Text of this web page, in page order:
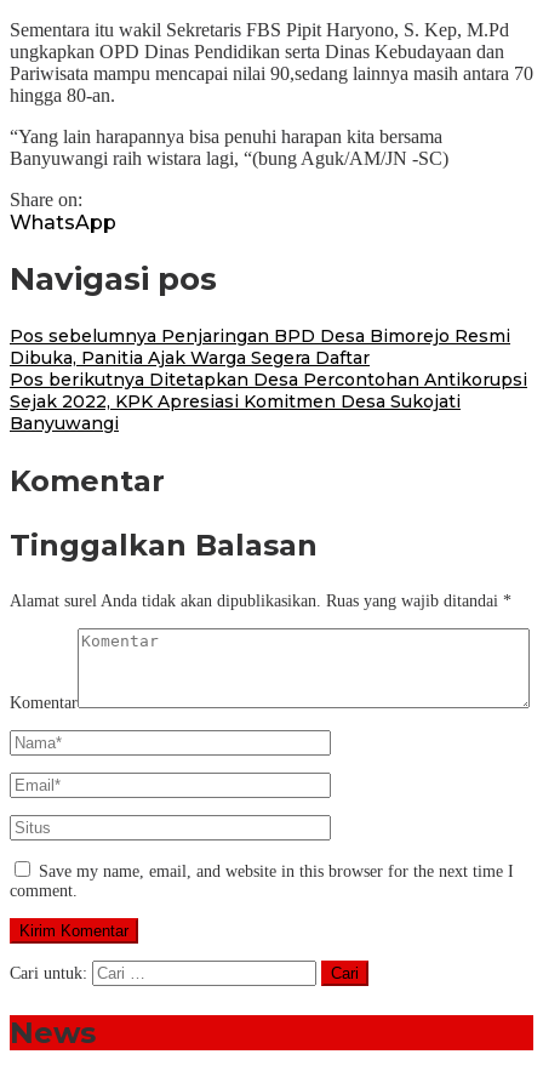
Sementara itu wakil Sekretaris FBS Pipit Haryono, S. Kep, M.Pd
ungkapkan OPD Dinas Pendidikan serta Dinas Kebudayaan dan
Pariwisata mampu mencapai nilai 90,sedang lainnya masih antara 70
hingga 80-an.
“Yang lain harapannya bisa penuhi harapan kita bersama
Banyuwangi raih wistara lagi, “(bung Aguk/AM/JN -SC)
Share on:
WhatsApp
Navigasi pos
Pos sebelumnya Penjaringan BPD Desa Bimorejo Resmi
Dibuka, Panitia Ajak Warga Segera Daftar
Pos berikutnya Ditetapkan Desa Percontohan Antikorupsi
Sejak 2022, KPK Apresiasi Komitmen Desa Sukojati
Banyuwangi
Komentar
Tinggalkan Balasan
Alamat surel Anda tidak akan dipublikasikan. Ruas yang wajib ditandai *
Komentar
Save my name, email, and website in this browser for the next time I
comment.
Cari untuk:
News